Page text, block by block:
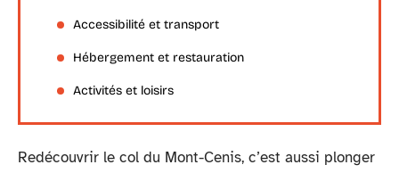
Accessibilité et transport
Hébergement et restauration
Activités et loisirs
Redécouvrir le col du Mont-Cenis, c’est aussi plonger